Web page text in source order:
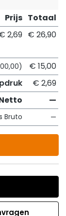
Prijs Totaal
2,69 € 26,90
€ 15,00
€ 2,69
—
Bruto —